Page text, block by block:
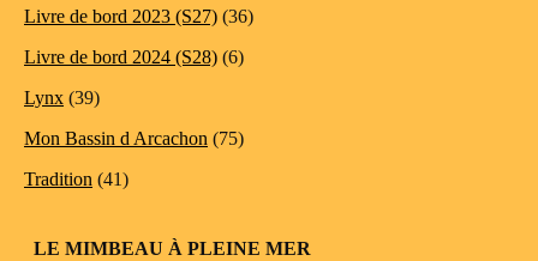
Livre de bord 2023 (S27) (36)
Livre de bord 2024 (S28) (6)
Lynx (39)
Mon Bassin d Arcachon (75)
Tradition (41)
LE MIMBEAU À PLEINE MER